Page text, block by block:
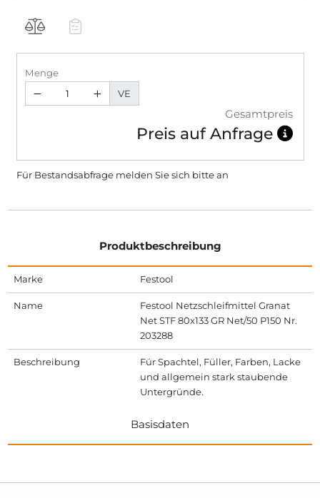
Menge
VE
Gesamtpreis
Preis auf Anfrage
Für Bestandsabfrage melden Sie sich bittean
Produktbeschreibung
Marke Festool
Name
Festool Netzschleifmittel Granat
Net STF 80x133 GR Net/50 P150 Nr.
203288
Beschreibung
Für Spachtel, Füller, Farben, Lacke
und allgemein stark staubende
Untergründe.
Basisdaten